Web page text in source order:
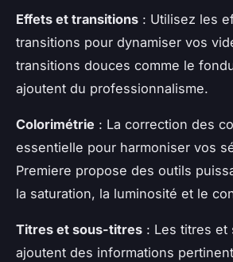
Effets et transitions : Utilisez les
transitions pour dynamiser vos
transitions douces comme le
ajoutent du professionnalisme.
Colorimétrie : La correction des
essentielle pour harmoniser vos
Premiere propose des outils
la saturation, la luminosité et le
Titres et sous-titres : Les titres et
ajoutent des informations